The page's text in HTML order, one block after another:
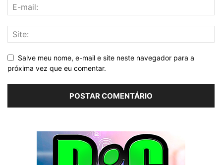
Salve meu nome, e-mail e site neste navegador para a
próxima vez que eu comentar.